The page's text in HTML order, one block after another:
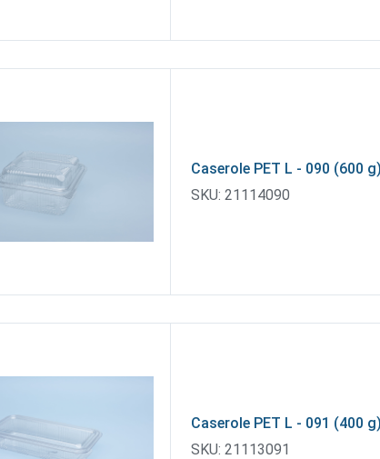
Caserole PET L - 090 (600
SKU: 21114090
Caserole PET L - 091 (400
SKU: 21113091